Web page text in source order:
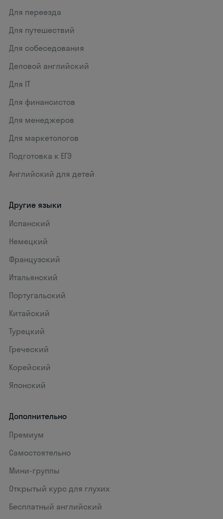
Для переезда
Для путешествий
Для собеседования
Деловой английский
Для IT
Для финансистов
Для менеджеров
Для маркетологов
Подготовка к ЕГЭ
Английский для детей
Другие языки
Испанский
Немецкий
Французский
Итальянский
Португальский
Китайский
Турецкий
Греческий
Корейский
Японский
Дополнительно
Премиум
Самостоятельно
Мини-группы
Открытый курс для глухих
Бесплатный английский